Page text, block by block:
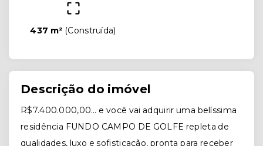
437 m² (Construída)
Descrição do imóvel
R$7.400.000,00… e você vai adquirir uma belíssima
residência FUNDO CAMPO DE GOLFE repleta de
qualidades, luxo e sofisticação, pronta para receber